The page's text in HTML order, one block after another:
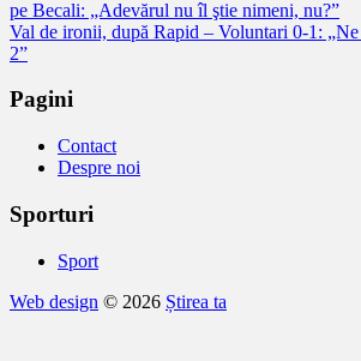
în
articole
pe Becali: „Adevărul nu îl ştie nimeni, nu?”
Val de ironii, după Rapid – Voluntari 0-1:
2”
Pagini
Contact
Despre noi
Sporturi
Sport
Web design © 2026 Știrea ta